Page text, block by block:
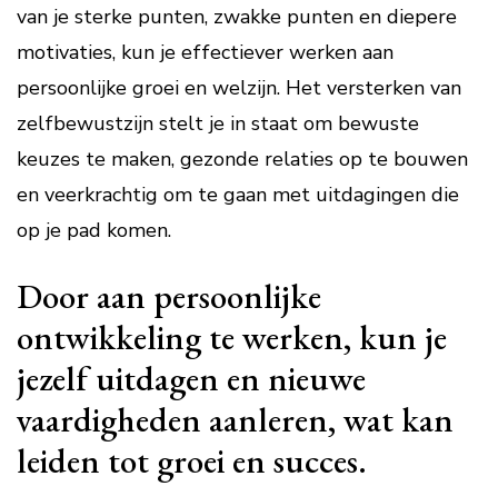
van je sterke punten, zwakke punten en diepere
motivaties, kun je effectiever werken aan
persoonlijke groei en welzijn. Het versterken van
zelfbewustzijn stelt je in staat om bewuste
keuzes te maken, gezonde relaties op te bouwen
en veerkrachtig om te gaan met uitdagingen die
op je pad komen.
Door aan persoonlijke
ontwikkeling te werken, kun je
jezelf uitdagen en nieuwe
vaardigheden aanleren, wat kan
leiden tot groei en succes.